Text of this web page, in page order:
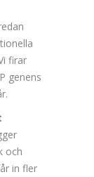
firar
genens
och
in fler